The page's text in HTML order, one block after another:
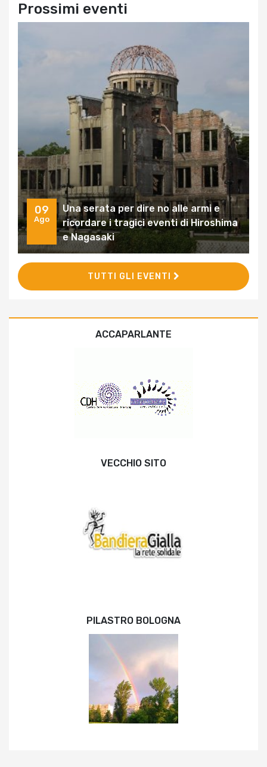
Prossimi eventi
09
Ago
Una serata per dire no alle armi e
ricordare i tragici eventi di Hiroshima
e Nagasaki
TUTTI GLI EVENTI
ACCAPARLANTE
VECCHIO SITO
PILASTRO BOLOGNA